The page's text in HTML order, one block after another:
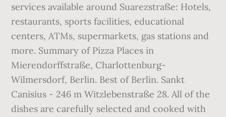
services available around Suarezstraße: Hotels,
restaurants, sports facilities, educational
centers, ATMs, supermarkets, gas stations and
more. Summary of Pizza Places in
Mierendorffstraße, Charlottenburg-
Wilmersdorf, Berlin. Best of Berlin. Sankt
Canisius - 246 m Witzlebenstraße 28. All of the
dishes are carefully selected and cooked with